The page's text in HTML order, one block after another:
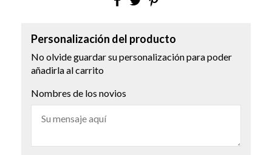
Personalización del producto
No olvide guardar su personalización para poder
añadirla al carrito
Nombres de los novios